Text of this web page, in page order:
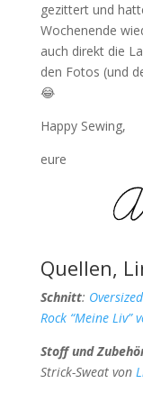
gezittert und
Wochenende
auch direkt die
den Fotos (und
😂
Happy Sewing,
eure
Quellen,
Schnitt:
Rock “Meine Liv”
Stoff und
Strick-Sweat von